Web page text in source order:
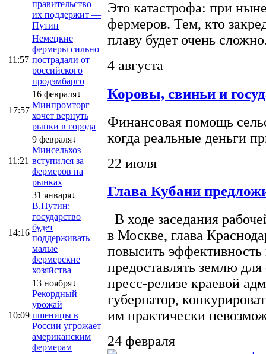
правительство
их поддержит —
Путин
11:57
Немецкие
фермеры сильно
пострадали от
российского
продэмбарго
17:57
16 февраля↓
Минпромторг
хочет вернуть
рынки в города
11:21
9 февраля↓
Минсельхоз
вступился за
фермеров на
рынках
14:16
31 января↓
В.Путин:
государство
будет
поддерживать
малые
фермерские
хозяйства
10:09
13 ноября↓
Рекордный
урожай
пшеницы в
России угрожает
американским
фермерам
Это катастрофа: при
фермеров. Тем, кто
плаву будет очень
4 августа
Коровы, свиньи и
Финансовая помощь
когда реальные деньги
22 июля
Глава Кубани
В ходе заседания
в Москве, глава
повысить эффективность
предоставлять землю
пресс-релизе краевой
губернатор,
им практически
24 февраля